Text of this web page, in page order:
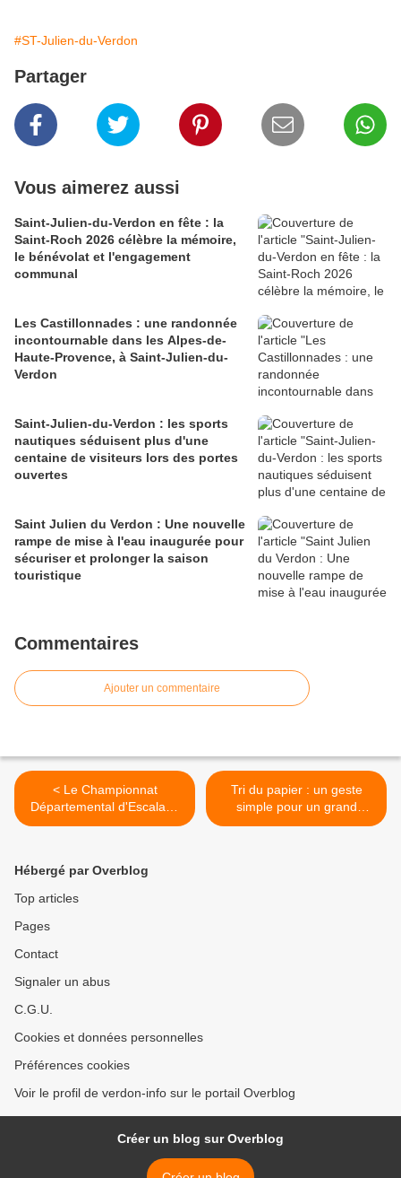
#ST-Julien-du-Verdon
Partager
Vous aimerez aussi
Saint-Julien-du-Verdon en fête : la
Saint-Roch 2026 célèbre la mémoire,
le bénévolat et l'engagement
communal
Les Castillonnades : une randonnée
incontournable dans les Alpes-de-
Haute-Provence, à Saint-Julien-du-
Verdon
Saint-Julien-du-Verdon : les sports
nautiques séduisent plus d'une
centaine de visiteurs lors des portes
ouvertes
Saint Julien du Verdon : Une nouvelle
rampe de mise à l'eau inaugurée pour
sécuriser et prolonger la saison
touristique
Commentaires
Ajouter un commentaire
< Le Championnat
Départemental d'Escalade
UNSS 04 a eu lieu à
Tri du papier : un geste
simple pour un grand
impact environnemental >
Hébergé par Overblog
Top articles
Pages
Contact
Signaler un abus
C.G.U.
Cookies et données personnelles
Préférences cookies
Voir le profil de verdon-info sur le portail Overblog
Créer un blog sur Overblog